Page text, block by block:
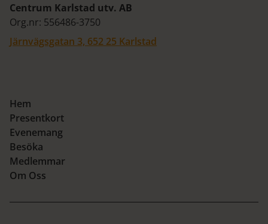
Centrum Karlstad utv. AB
Org.nr: 556486-3750
Järnvägsgatan 3, 652 25 Karlstad
Hem
Presentkort
Evenemang
Besöka
Medlemmar
Om Oss